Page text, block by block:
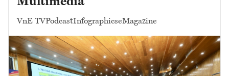
VnE TVPodcastInfographicseMagazine